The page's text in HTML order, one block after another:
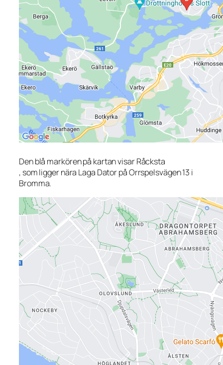
Den blå markören på kartan visar Råcksta
, som ligger nära Laga Dator på Orrspelsvägen 13 i
Bromma.